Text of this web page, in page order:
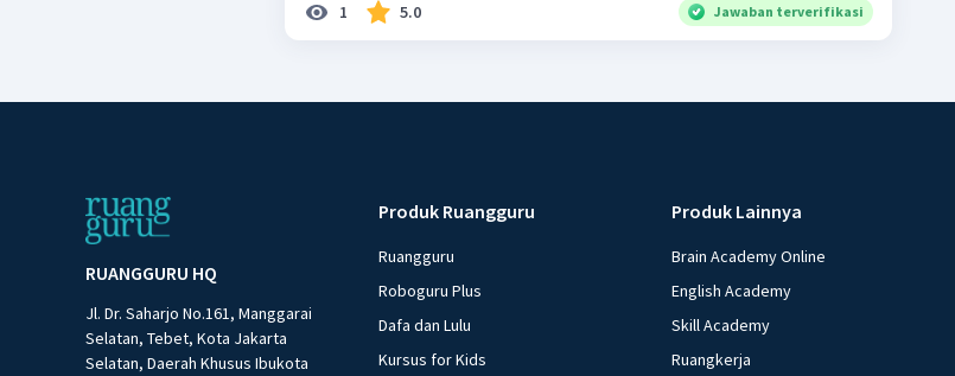
1 5.0 Jawaban terverifikasi
RUANGGURU HQ
Jl. Dr. Saharjo No.161, Manggarai
Selatan, Tebet, Kota Jakarta
Selatan, Daerah Khusus Ibukota
Produk Ruangguru
Ruangguru
Roboguru Plus
Dafa dan Lulu
Kursus for Kids
Produk Lainnya
Brain Academy Online
English Academy
Skill Academy
Ruangkerja